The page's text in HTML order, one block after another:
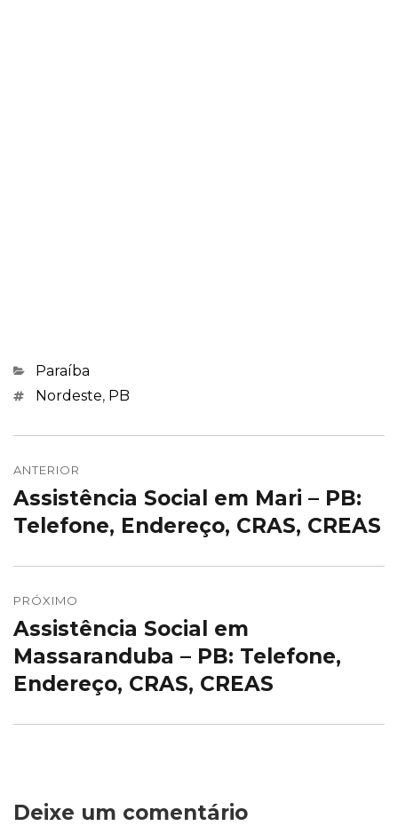
Categorias
Paraíba
Marcações
Nordeste, PB
de
Post
ANTERIOR
Post
anterior:
Assistência Social em Mari – PB:
Telefone, Endereço, CRAS, CREAS
PRÓXIMO
Próximo
post:
Assistência Social em
Massaranduba – PB: Telefone,
Endereço, CRAS, CREAS
Deixe um comentário